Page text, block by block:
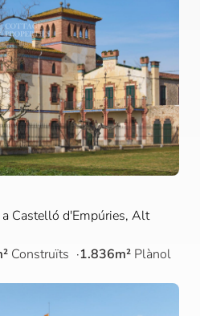
Castelló d'Empúries, Alt
Construïts 1.836m² Plànol